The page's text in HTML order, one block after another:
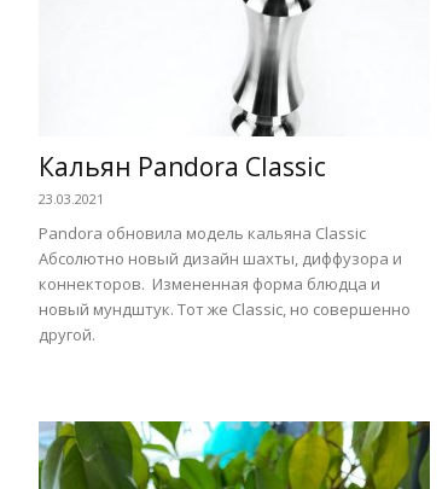
Кальян Pandora Classic
23.03.2021
Pandora обновила модель кальяна Classic
Абсолютно новый дизайн шахты, диффузора и
коннекторов. Измененная форма блюдца и
новый мундштук. Тот же Classic, но совершенно
другой.